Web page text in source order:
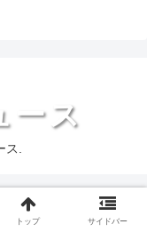
ース
.
トップ サイドバー